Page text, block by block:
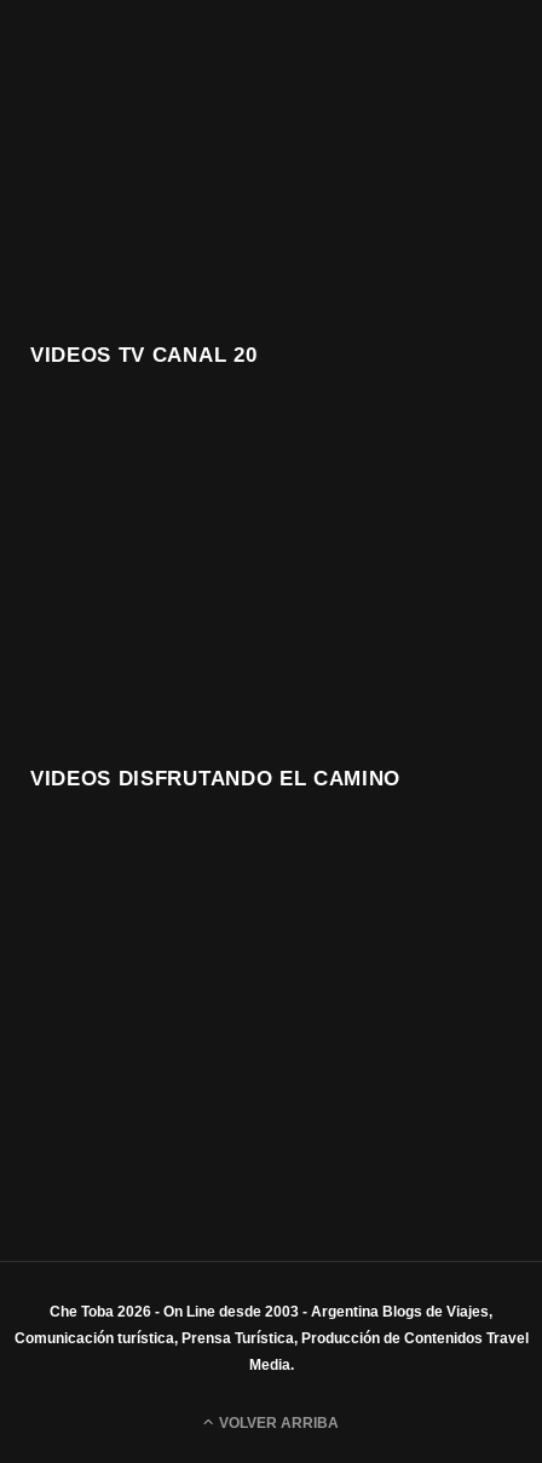
VIDEOS TV CANAL 20
VIDEOS DISFRUTANDO EL CAMINO
Che Toba 2026 - On Line desde 2003 - Argentina Blogs de Viajes,
Comunicación turística, Prensa Turística, Producción de Contenidos Travel
Media.
VOLVER ARRIBA